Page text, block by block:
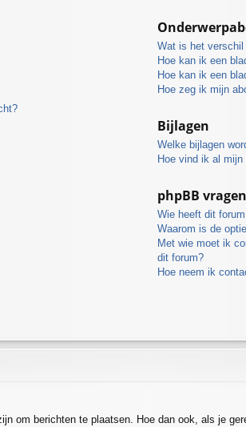
Wat is het verschil
Hoe kan ik een
Hoe kan ik een
Hoe zeg ik mijn
Bijlagen
Welke bijlagen
Hoe vind ik al mijn
phpBB vragen
Wie heeft dit
Waarom is de
Met wie moet ik
dit forum?
Hoe neem ik
om berichten te plaatsen. Hoe dan ook, als je